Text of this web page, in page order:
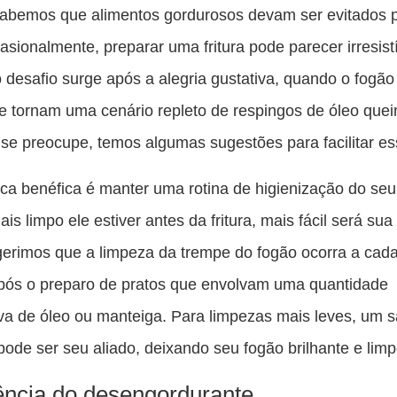
que alimentos gordurosos devam ser evitados
preparar uma fritura pode parecer
desafio surge após a alegria gustativa, quando o
tornam uma cenário repleto de respingos de óleo
preocupe, temos algumas sugestões para facilitar
benéfica é manter uma rotina de higienização do
limpo ele estiver antes da fritura, mais fácil será sua
que a limpeza da trempe do fogão ocorra a
o preparo de pratos que envolvam uma quantidade
de óleo ou manteiga. Para limpezas mais leves, um
ser seu aliado, deixando seu fogão brilhante e